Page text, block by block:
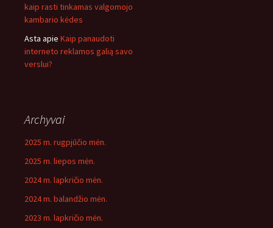
kaip rasti tinkamas valgomojo
kambario kėdes
Asta apie Kaip panaudoti
interneto reklamos galią savo
verslui?
Archyvai
2025 m. rugpjūčio mėn.
2025 m. liepos mėn.
2024 m. lapkričio mėn.
2024 m. balandžio mėn.
2023 m. lapkričio mėn.